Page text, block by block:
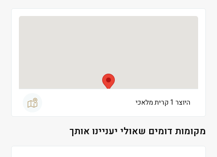
היוצר 1 קרית מלאכי
מקומות דומים שאולי יעניינו אותך